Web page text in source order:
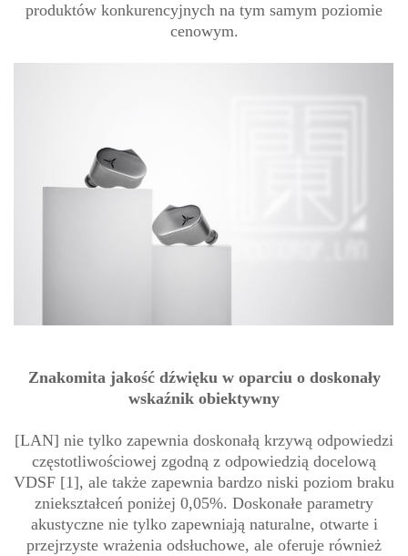
produktów konkurencyjnych na tym samym poziomie
cenowym.
Znakomita jakość dźwięku w oparciu o doskonały
wskaźnik obiektywny
[LAN] nie tylko zapewnia doskonałą krzywą odpowiedzi
częstotliwościowej zgodną z odpowiedzią docelową
VDSF [1], ale także zapewnia bardzo niski poziom braku
zniekształceń poniżej 0,05%. Doskonałe parametry
akustyczne nie tylko zapewniają naturalne, otwarte i
przejrzyste wrażenia odsłuchowe, ale oferuje również